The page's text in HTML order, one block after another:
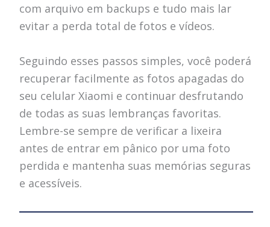
com arquivo em backups e tudo mais lar
evitar a perda total de fotos e vídeos.
Seguindo esses passos simples, você poderá
recuperar facilmente as fotos apagadas do
seu celular Xiaomi e continuar desfrutando
de todas as suas lembranças favoritas.
Lembre-se sempre de verificar a lixeira
antes de entrar em pânico por uma foto
perdida e mantenha suas memórias seguras
e acessíveis.